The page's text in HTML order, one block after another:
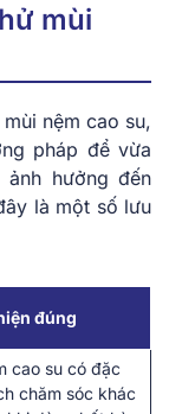
mùi
nệm cao su,
pháp để vừa
hưởng đến
là một số lưu
đúng
cao su có đặc
chăm sóc khác